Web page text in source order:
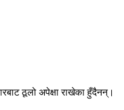
ठूलो अपेक्षा राखेका हुँदैनन्।